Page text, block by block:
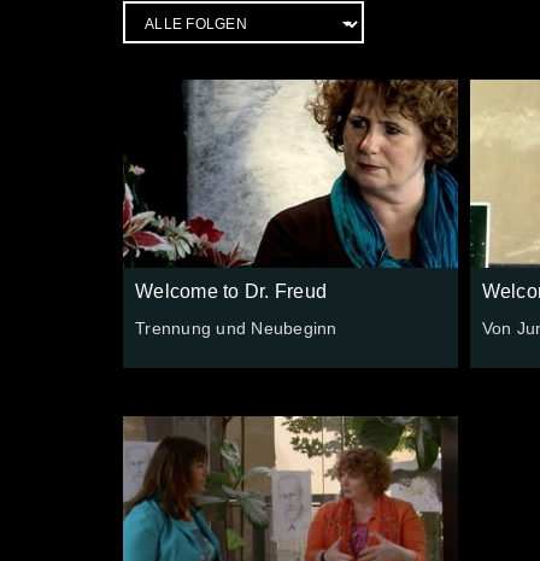
Welcome to Dr. Freud
Trennung und Neubeginn Von